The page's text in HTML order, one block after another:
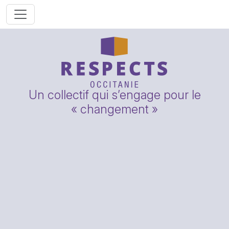
Un collectif qui s’engage pour le
« changement »